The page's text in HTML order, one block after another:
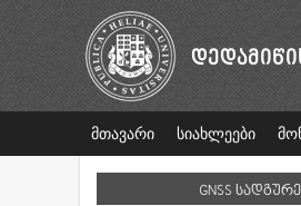
მთავარი სიახლეები
GNSS